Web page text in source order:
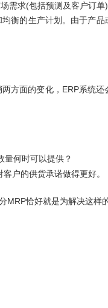
需求(包括预测及客户订单)
衡的生产计划。由于产
方面的变化， ERP系统还
量何时可以提供？
客户的供货承诺做得更好。
MRP恰好就是为解决这样